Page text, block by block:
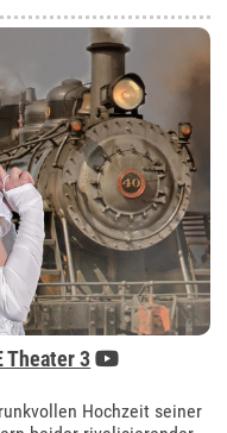
Theater 3
Hochzeit seiner